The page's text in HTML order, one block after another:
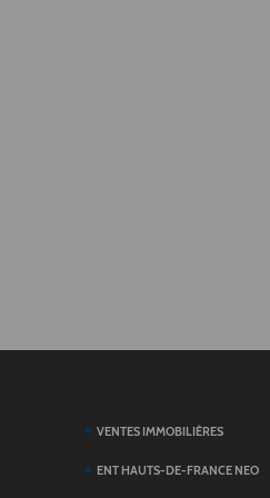
VENTES IMMOBILIÈRES
ENT HAUTS-DE-FRANCE NEO